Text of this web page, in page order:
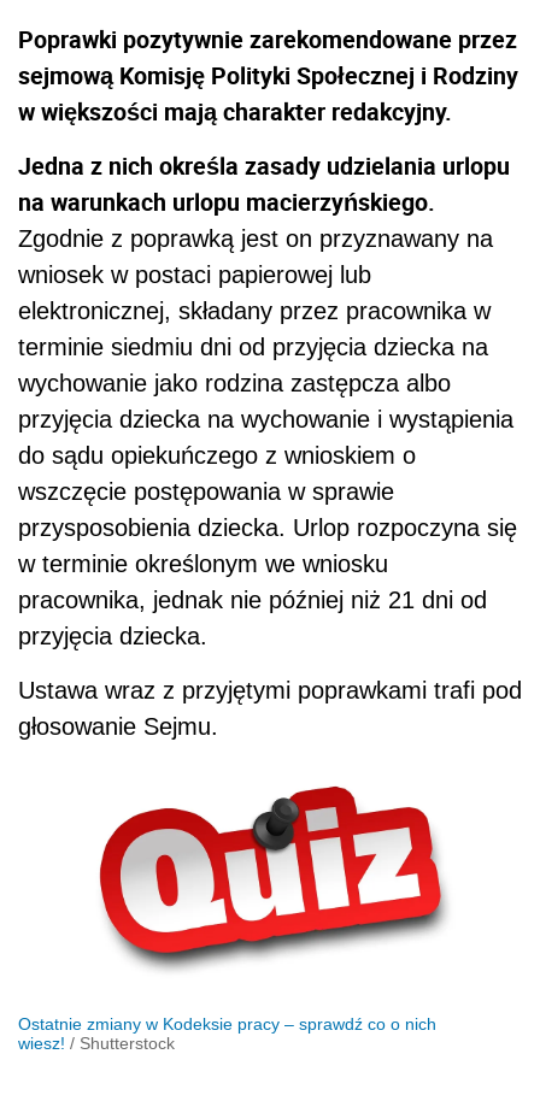
Poprawki pozytywnie zarekomendowane przez
sejmową Komisję Polityki Społecznej i Rodziny
w większości mają charakter redakcyjny.
Jedna z nich określa zasady udzielania urlopu
na warunkach urlopu macierzyńskiego.
Zgodnie z poprawką jest on przyznawany na
wniosek w postaci papierowej lub
elektronicznej, składany przez pracownika w
terminie siedmiu dni od przyjęcia dziecka na
wychowanie jako rodzina zastępcza albo
przyjęcia dziecka na wychowanie i wystąpienia
do sądu opiekuńczego z wnioskiem o
wszczęcie postępowania w sprawie
przysposobienia dziecka. Urlop rozpoczyna się
w terminie określonym we wniosku
pracownika, jednak nie później niż 21 dni od
przyjęcia dziecka.
Ustawa wraz z przyjętymi poprawkami trafi pod
głosowanie Sejmu.
Ostatnie zmiany w Kodeksie pracy – sprawdź co o nich
wiesz! / Shutterstock